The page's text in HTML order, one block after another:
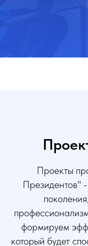
Проекты
Президентов"
формируем
который будет